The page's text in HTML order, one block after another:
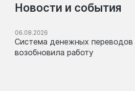
Новости и события
06.08.2026
Система денежных переводов
возобновила работу